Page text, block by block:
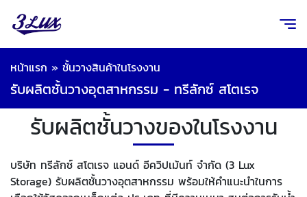
หน้าแรก » ชั้นวางสินค้าในโรงงาน
รับผลิตชั้นวางอุตสาหกรรม - ทรีลักซ์ สโตเรจ
รับผลิตชั้นวางของในโรงงาน
บริษัท ทรีลักซ์ สโตเรจ แอนด์ อีควิปเม้นท์ จำกัด (3 Lux
Storage) รับผลิตชั้นวางอุตสาหกรรม พร้อมให้คำแนะนำในการ